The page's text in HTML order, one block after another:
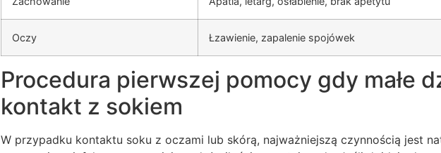
Oczy Łzawienie, zapalenie spojówek
Procedura pierwszej pomocy gdy małe
kontakt z sokiem
W przypadku kontaktu soku z oczami lub skórą, najważniejszą czynnością jest